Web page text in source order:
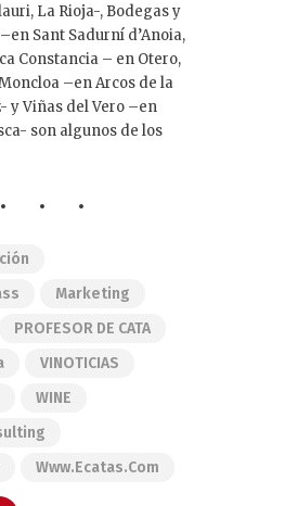
La Rioja-, Bodegas y
Sant Sadurní d’Anoia,
Constancia – en Otero,
–en Arcos de la
y Viñas del Vero –en
son algunos de los
Marketing
PROFESOR DE CATA
VINOTICIAS
WINE
Www.ecatas.com